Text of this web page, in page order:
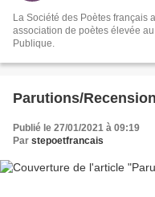
La Société des Poètes français
association de poètes élevée
Publique.
Parutions/
Publié le 27/01/2021 à 09:19
Par stepoetfrancais